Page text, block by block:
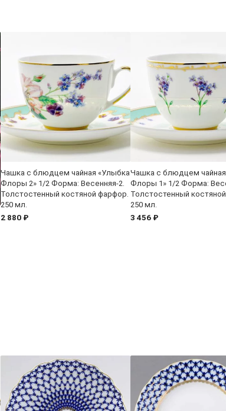
Чашка с блюдцем чайная «Улыбка
Флоры 2» 1/2 Форма: Весенняя-2.
Толстостенный костяной фарфор.
250 мл.
2 880 ₽
Чашка с блюдцем
Флоры 1» 1/2 Форма:
Толстостенный
250 мл.
3 456 ₽